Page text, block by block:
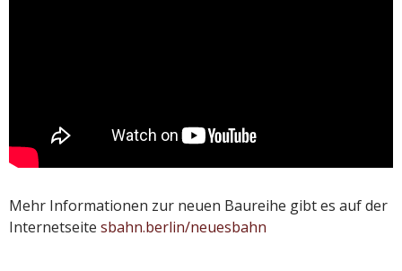
Mehr Informationen zur neuen Baureihe gibt es auf der
Internetseite sbahn.berlin/neuesbahn